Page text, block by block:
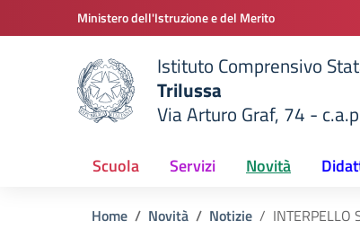
Vai ai contenuti
Vai al menu di navigazioneMinistero dell'Istruzione e del Merito
scuola
Istituto Comprensivo
Trilussa
Via Arturo Graf, 74 -
Scuola Servizi Novità
Home Novità Notizie INTERPELLO